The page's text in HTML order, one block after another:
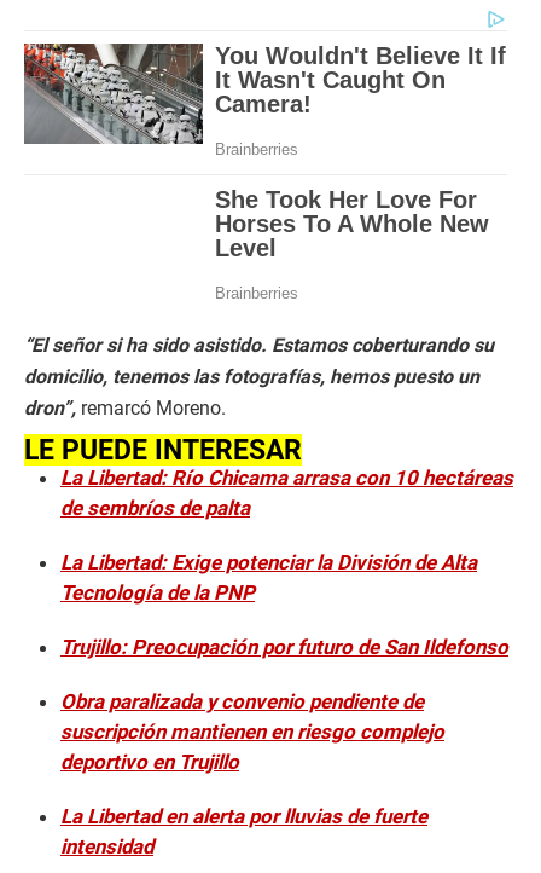
2
m
i
t
n
d
s
“El señor si ha sido asistido. Estamos coberturando su
domicilio, tenemos las fotografías, hemos puesto un
dron”, remarcó Moreno.
LE PUEDE INTERESAR
La Libertad: Río Chicama arrasa con 10 hectáreas
de sembríos de palta
La Libertad: Exige potenciar la División de Alta
Tecnología de la PNP
Trujillo: Preocupación por futuro de San Ildefonso
Obra paralizada y convenio pendiente de
suscripción mantienen en riesgo complejo
deportivo en Trujillo
La Libertad en alerta por lluvias de fuerte
intensidad